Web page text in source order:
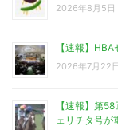
2026年8月5日
【速報】
2026年7月22日
【速報】第
ェリチタ号が